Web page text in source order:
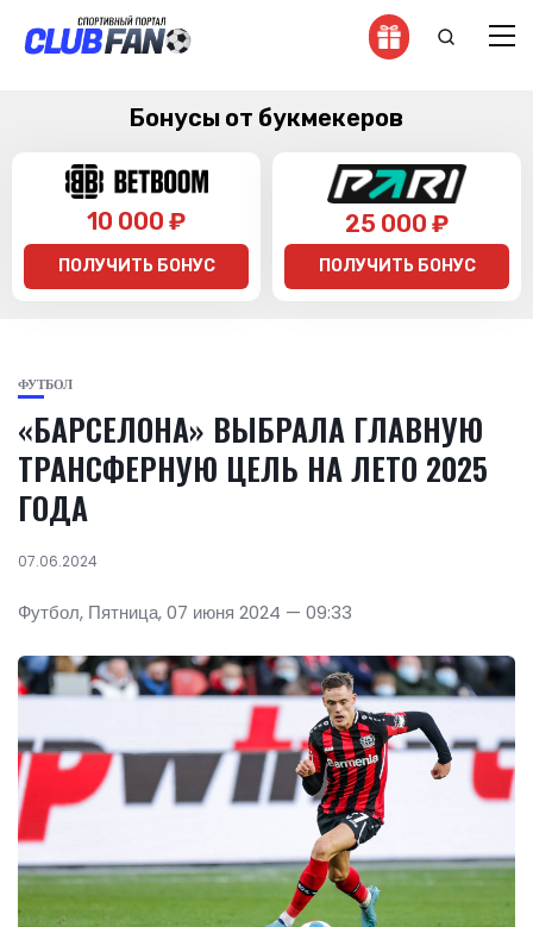
Бонусы от букмекеров
10 000 ₽
ПОЛУЧИТЬ БОНУС
25 000 ₽
ПОЛУЧИТЬ БОНУС
ФУТБОЛ
«БАРСЕЛОНА» ВЫБРАЛА ГЛАВНУЮ
ТРАНСФЕРНУЮ ЦЕЛЬ НА ЛЕТО 2025
ГОДА
07.06.2024
Футбол, Пятница, 07 июня 2024 — 09:33